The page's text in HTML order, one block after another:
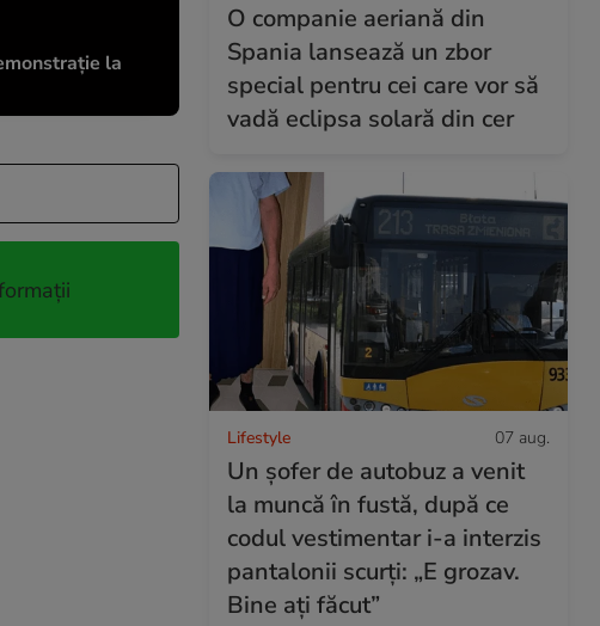
la
O companie aeriană din
Spania lansează un zbor
special pentru cei care vor să
vadă eclipsa solară din cer
Lifestyle 07 aug.
Un șofer de autobuz a venit
la muncă în fustă, după ce
codul vestimentar i-a interzis
pantalonii scurți: „E grozav.
Bine ați făcut”